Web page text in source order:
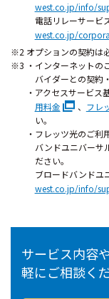
west.co.jp/info/
電話リレーサービ
west.co.jp/
※2 オプションの契約は
※3
インターネットの
バイダーとの契約
アクセスサービス
用料金
、 フレ
い。
フレッツ光のご利
バンドユニバーサ
ださい。
ブロードバンドユ
west.co.jp/info/
サービス内容
軽にご相談く